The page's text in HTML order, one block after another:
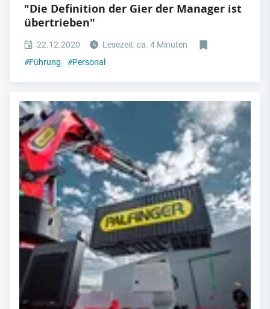
"Die Definition der Gier der Manager ist
übertrieben"
22.12.2020
Lesezeit: ca. 4 Minuten
#Führung #Personal